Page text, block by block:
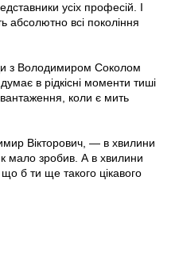
усіх професій. І
абсолютно всі покоління
з Володимиром Соколом
в рідкісні моменти тиші
коли є мить
Вікторович, — в хвилини
мало зробив. А в хвилини
б ти ще такого цікавого